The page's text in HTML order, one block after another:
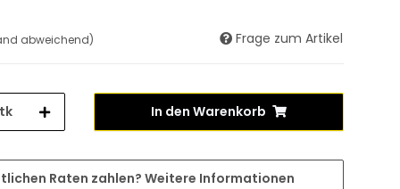
abweichend) Frage zum Artikel
In den Warenkorb
Raten zahlen? Weitere Informationen